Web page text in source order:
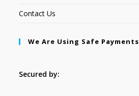
Contact Us
We Are Using Safe Payments
Secured by: